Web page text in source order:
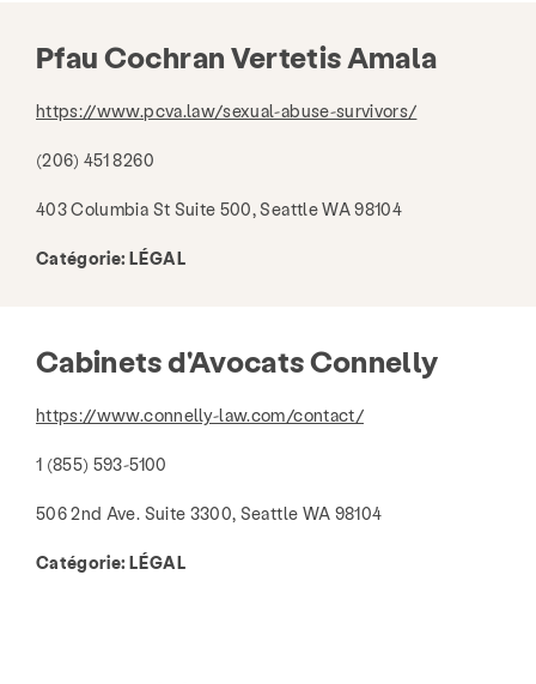
Pfau Cochran Vertetis Amala
https://www.pcva.law/sexual-abuse-survivors/
(206) 451 8260
403 Columbia St Suite 500, Seattle WA 98104
Catégorie: LÉGAL
Cabinets d'Avocats Connelly
https://www.connelly-law.com/contact/
1 (855) 593-5100
506 2nd Ave. Suite 3300, Seattle WA 98104
Catégorie: LÉGAL